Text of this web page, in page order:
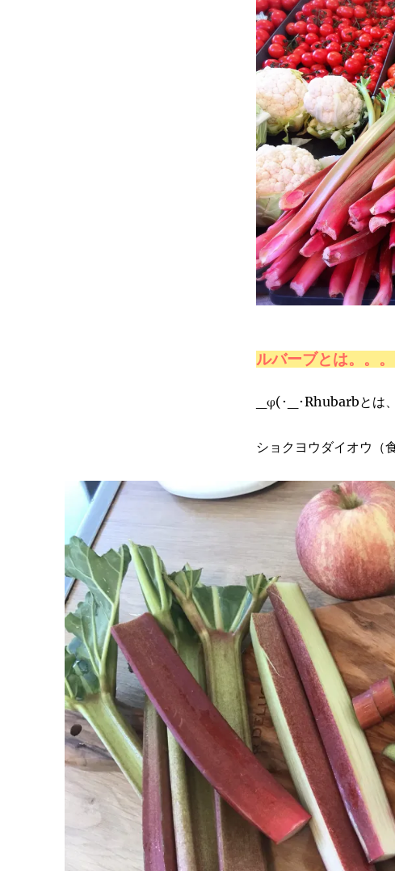
ルバーブとは。。。
_φ(･_･Rhubarbとは
ショクヨウダイオウ（